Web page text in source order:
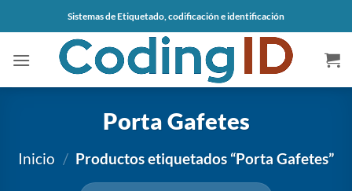
al
Sistemas de Etiquetado, codificación e identificación
Porta Gafetes
Inicio / Productos etiquetados “Porta Gafetes”